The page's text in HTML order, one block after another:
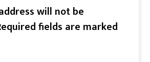
will not be
fields are marked